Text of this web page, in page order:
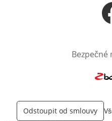
Bezpečné
Odstoupit od smlouvy